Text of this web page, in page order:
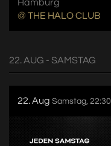
Hamburg
@ THE HALO CLUB
22. AUG - SAMSTAG
22. Aug Samstag, 22:30